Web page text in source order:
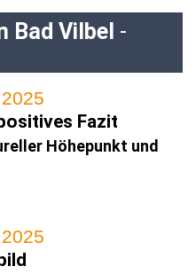
Bad Vilbel -
Fazit
Höhepunkt und